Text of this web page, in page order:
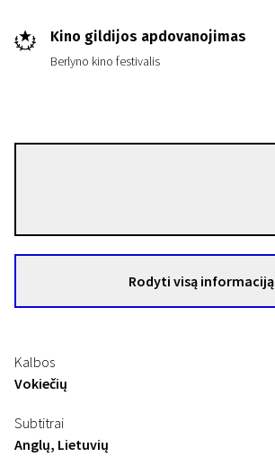
Kino gildijos apdovanojimas
Berlyno kino festivalis
Rodyti visą informaciją
Kalbos
Vokiečių
Subtitrai
Anglų, Lietuvių